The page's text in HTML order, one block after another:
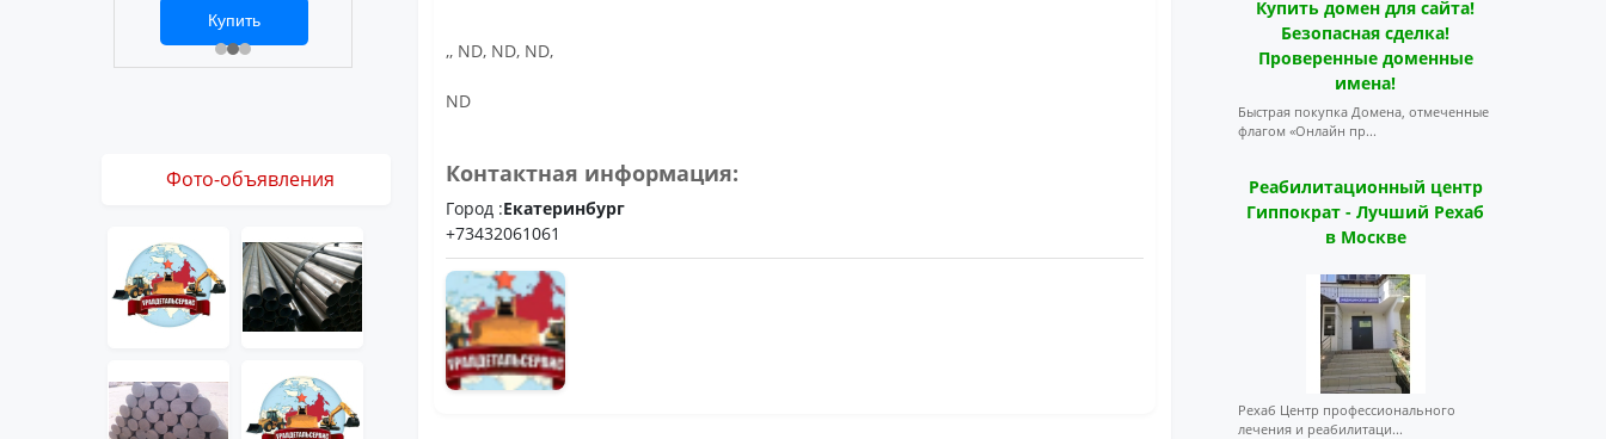
,, ND, ND, ND,
ND
Контактная информация:
Город :Екатеринбург
+73432061061
2 469 ₽
Купить
Фото-объявления
Купить домен для сайта!
Безопасная сделка!
Проверенные доменные
имена!
Быстрая покупка Домена, отмеченные
флагом «Онлайн пр...
Реабилитационный центр
Гиппократ - Лучший Рехаб
в Москве
Рехаб Центр профессионального
лечения и реабилитаци...